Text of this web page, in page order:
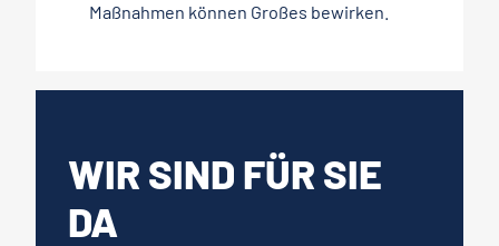
Maßnahmen können Großes bewirken.
WIR SIND FÜR SIE
DA